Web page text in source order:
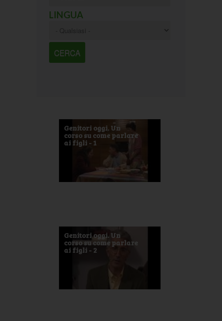
LINGUA
Genitori oggi. Un
corso su come parlare
ai figli - 1
Genitori oggi. Un
corso su come parlare
ai figli - 2